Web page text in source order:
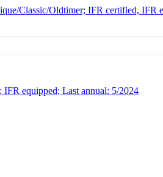
Classic/Oldtimer; IFR certified, IFR
equipped; Last annual: 5/2024